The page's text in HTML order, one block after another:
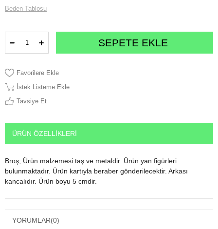
Beden Tablosu
Favorilere Ekle
İstek Listeme Ekle
Tavsiye Et
ÜRÜN ÖZELLIKLERI
Broş; Ürün malzemesi taş ve metaldir. Ürün yan figürleri
bulunmaktadır. Ürün kartıyla beraber gönderilecektir. Arkası
kancalıdır. Ürün boyu 5 cmdir.
YORUMLAR(0)